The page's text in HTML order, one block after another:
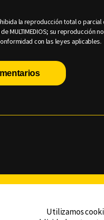
la reproducción total o
MULTIMEDIOS; su reproducción
con las leyes aplicables.
Utilizamos